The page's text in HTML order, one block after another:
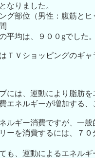
なりました。
部位（男性：腹筋とヒ
平均は、９００gでした
ＴＶショッピングのギ
には、運動により脂肪
エネルギーが増加する
ルギー消費ですが、一
ーを消費するには、７
も、運動によるエネル